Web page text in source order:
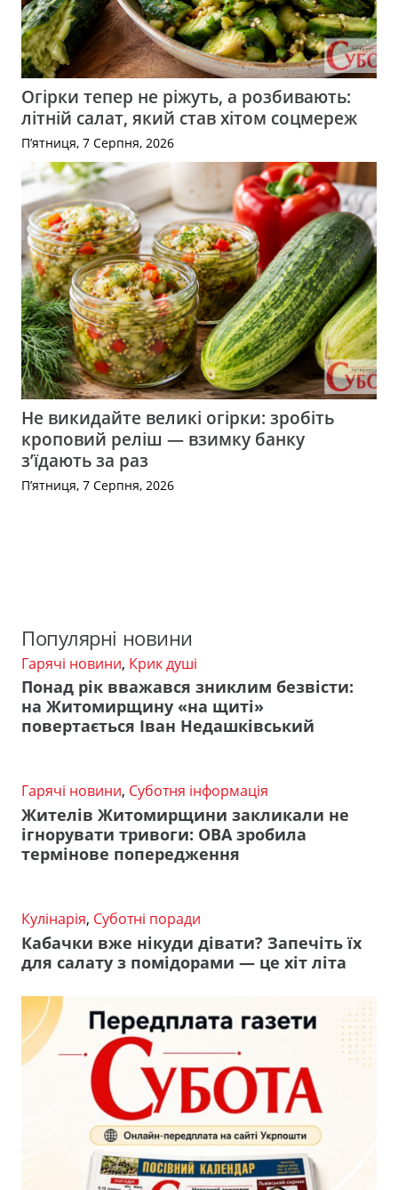
Огірки тепер не ріжуть, а розбивають:
літній салат, який став хітом соцмереж
П’ятниця, 7 Серпня, 2026
Не викидайте великі огірки: зробіть
кроповий реліш — взимку банку
з’їдають за раз
П’ятниця, 7 Серпня, 2026
Популярні новини
Гарячі новини, Крик душі
Понад рік вважався зниклим безвісти:
на Житомирщину «на щиті»
повертається Іван Недашківський
Гарячі новини, Суботня інформація
Жителів Житомирщини закликали не
ігнорувати тривоги: ОВА зробила
термінове попередження
Кулінарія, Суботні поради
Кабачки вже нікуди дівати? Запечіть їх
для салату з помідорами — це хіт літа